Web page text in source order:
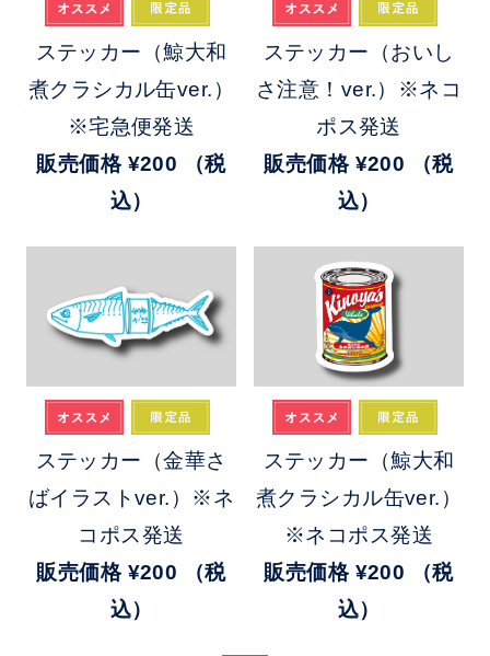
ステッカー（鯨大和
煮クラシカル缶ver.）
※宅急便発送
販売価格 ¥200
（税
込）
ステッカー（おいし
さ注意！ver.）※ネコ
ポス発送
販売価格 ¥200
（税
込）
ステッカー（金華さ
ばイラストver.）※ネ
コポス発送
販売価格 ¥200
（税
込）
ステッカー（鯨大和
煮クラシカル缶ver.）
※ネコポス発送
販売価格 ¥200
（税
込）